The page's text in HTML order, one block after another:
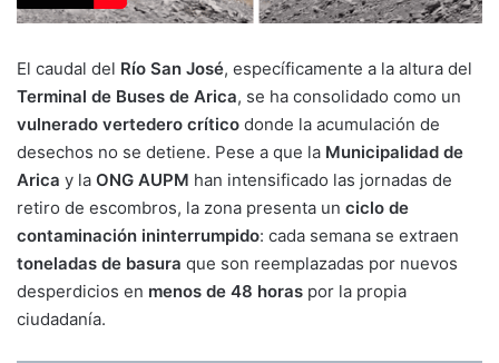
El caudal del Río San José, específicamente a la altura del
Terminal de Buses de Arica, se ha consolidado como un
vulnerado vertedero crítico donde la acumulación de
desechos no se detiene. Pese a que la Municipalidad de
Arica y la ONG AUPM han intensificado las jornadas de
retiro de escombros, la zona presenta un ciclo de
contaminación ininterrumpido: cada semana se extraen
toneladas de basura que son reemplazadas por nuevos
desperdicios en menos de 48 horas por la propia
ciudadanía.